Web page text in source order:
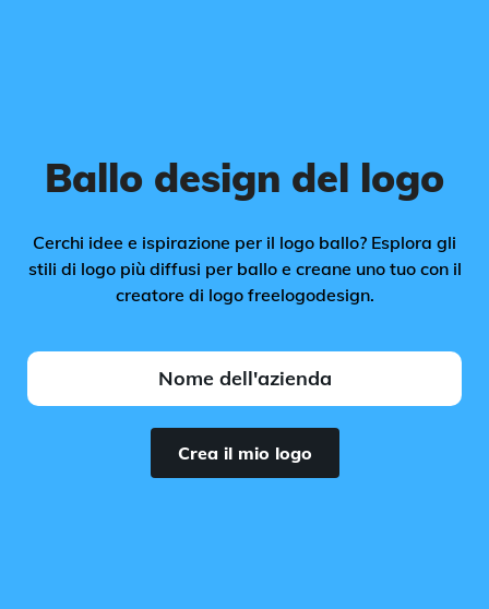
Ballo design del logo
Cerchi idee e ispirazione per il logo ballo? Esplora gli
stili di logo più diffusi per ballo e creane uno tuo con il
creatore di logo freelogodesign.
Crea il mio logo